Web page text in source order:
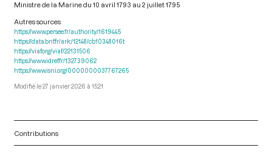
Ministre de la Marine du 10 avril 1793 au 2 juillet 1795
Autres sources
https://www.persee.fr/authority/1619445
https://data.bnf.fr/ark:/12148/cb10348016t
https://viaf.org/viaf/22131506
https://www.idref.fr/132739062
https://www.isni.org/0000000037767265
27 janvier 2026 à 15:21
Contributions